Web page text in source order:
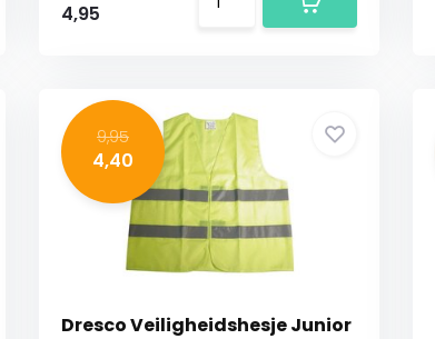
4,95
9,95
4,40
Dresco Veiligheidshesje Junior